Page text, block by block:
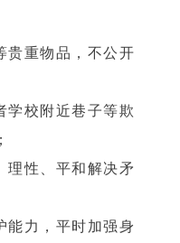
贵重物品，不公开
学校附近巷子等欺
理性、平和解决矛
能力，平时加强身